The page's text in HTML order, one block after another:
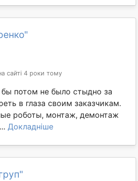
сайті 4 роки тому
бы потом не было стыдно за
в глаза своим заказчикам.
роботы, монтаж, демонтаж
Докладніше